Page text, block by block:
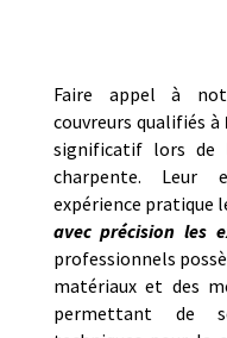
Faire appel à
couvreurs qualifiés à
significatif lors de
charpente. Leur
expérience pratique
avec précision les
professionnels
matériaux et des
permettant de